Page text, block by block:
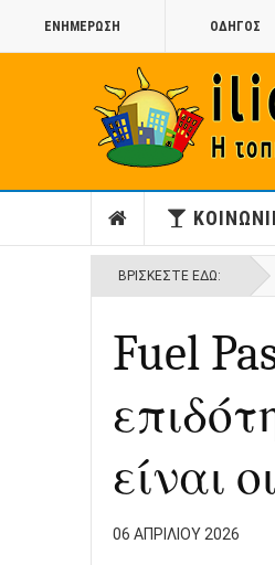
ΕΝΗΜΕΡΩΣΗ ΟΔΗΓΟΣ
ΒΡΊΣΚΕΣΤΕ ΕΔΏ:
Fuel
είναι
06 ΑΠΡΙΛΊΟΥ 2026